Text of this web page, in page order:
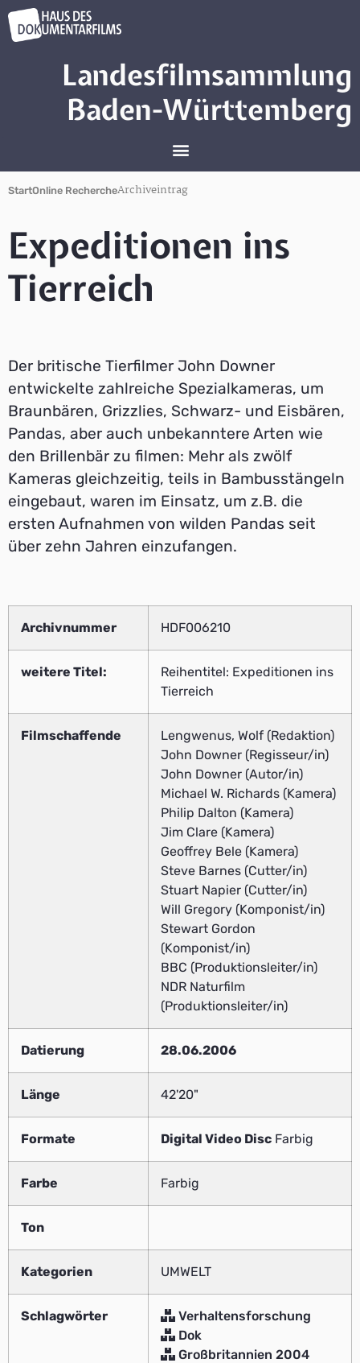
Landesfilmsammlung
Baden-Württemberg
StartOnline RechercheArchiveintrag
Expeditionen ins
Tierreich
Der britische Tierfilmer John Downer
entwickelte zahlreiche Spezialkameras, um
Braunbären, Grizzlies, Schwarz- und Eisbären,
Pandas, aber auch unbekanntere Arten wie
den Brillenbär zu filmen: Mehr als zwölf
Kameras gleichzeitig, teils in Bambusstängeln
eingebaut, waren im Einsatz, um z.B. die
ersten Aufnahmen von wilden Pandas seit
über zehn Jahren einzufangen.
Archivnummer HDF006210
weitere Titel:
Reihentitel: Expeditionen ins
Tierreich
Filmschaffende
Lengwenus, Wolf (Redaktion)
John Downer (Regisseur/in)
John Downer (Autor/in)
Michael W. Richards (Kamera)
Philip Dalton (Kamera)
Jim Clare (Kamera)
Geoffrey Bele (Kamera)
Steve Barnes (Cutter/in)
Stuart Napier (Cutter/in)
Will Gregory (Komponist/in)
Stewart Gordon
(Komponist/in)
BBC (Produktionsleiter/in)
NDR Naturfilm
(Produktionsleiter/in)
Datierung 28.06.2006
Länge 42'20"
Formate Digital Video Disc Farbig
Farbe Farbig
Ton
Kategorien UMWELT
Schlagwörter
Verhaltensforschung
Dok
Großbritannien 2004